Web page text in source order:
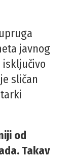
javnog
isključivo
sličan
od
Takav